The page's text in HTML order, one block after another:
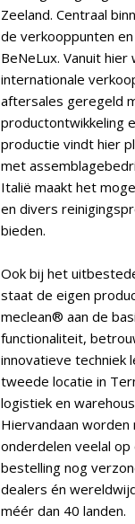
Zeeland. Centraal
de verkooppunten
BeNeLux. Vanuit
internationale
aftersales geregeld
productontwikkeling
productie vindt hier
met
Italië maakt het
en divers
bieden.
Ook bij het
staat de eigen
meclean® aan de
functionaliteit,
innovatieve techniek
tweede locatie in
logistiek en
Hiervandaan worden
onderdelen veelal op
bestelling nog
dealers én
méér dan 40 landen.